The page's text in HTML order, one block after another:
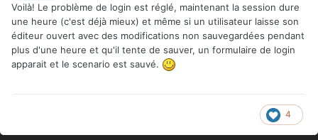
Voilà! Le problème de login est réglé, maintenant la session dure
une heure (c'est déjà mieux) et même si un utilisateur laisse son
éditeur ouvert avec des modifications non sauvegardées pendant
plus d'une heure et qu'il tente de sauver, un formulaire de login
apparait et le scenario est sauvé.
4